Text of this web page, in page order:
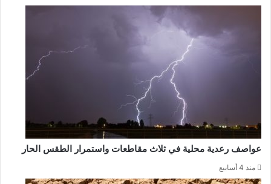
عواصف رعدية محلية في ثلاث مقاطعات واستمرار الطقس الحار
منذ 4 أسابيع